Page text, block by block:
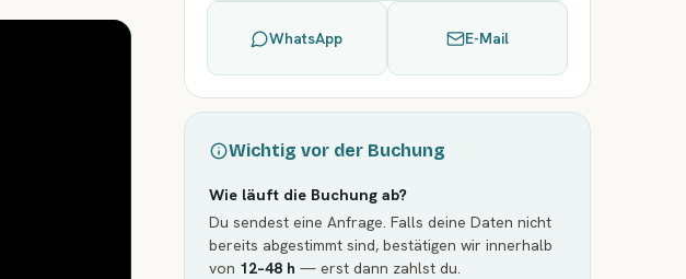
WhatsApp E-Mail
Wichtig vor der Buchung
Wie läuft die Buchung ab?
Du sendest eine Anfrage. Falls deine Daten nicht
bereits abgestimmt sind, bestätigen wir innerhalb
von 12–48 h — erst dann zahlst du.